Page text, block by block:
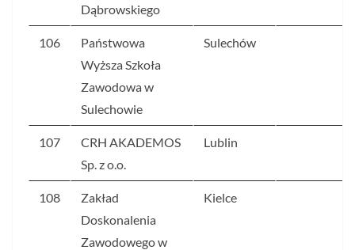
Dąbrowskiego
106
Państwowa
Wyższa Szkoła
Zawodowa w
Sulechowie
Sulechów
107
CRH AKADEMOS
Sp. z o.o.
Lublin
108
Zakład
Doskonalenia
Zawodowego w
Kielce